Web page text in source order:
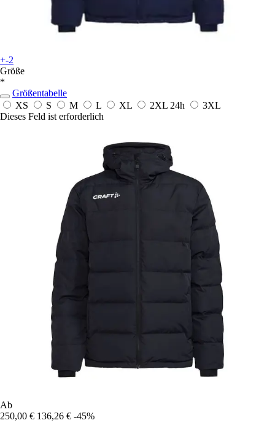
+-2
Größe
*
Größentabelle
XS
S M L XL 2XL 24h
3XL
Dieses Feld ist erforderlich
Ab
250,00 € 136,26 € -45%